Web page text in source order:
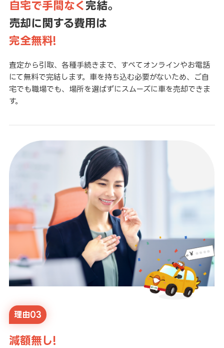
自宅で手間なく 完結。
売却に関する費用は
完全無料!
査定から引取、各種手続きまで、すべてオンラインやお電話
にて無料で完結します。車を持ち込む必要がないため、ご自
宅でも職場でも、場所を選ばずにスムーズに車を売却できま
す。
理由03
減額無し!